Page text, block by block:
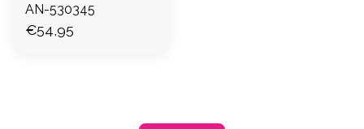
AN-530345
€54,95